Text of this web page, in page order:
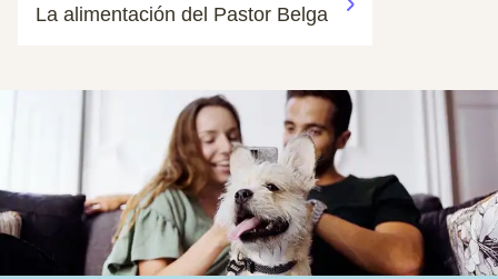
La alimentación del Pastor Belga